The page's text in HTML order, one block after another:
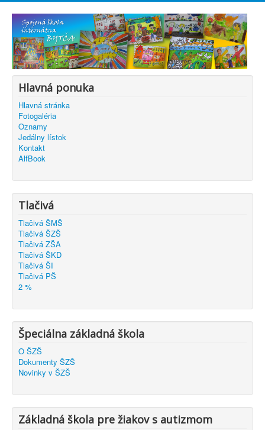
Hlavná ponuka
Hlavná stránka
Fotogaléria
Oznamy
Jedálny lístok
Kontakt
AlfBook
Tlačivá
Tlačivá ŠMŠ
Tlačivá ŠZŠ
Tlačivá ZŠA
Tlačivá ŠKD
Tlačivá ŠI
Tlačivá PŠ
2 %
Špeciálna základná škola
O ŠZŠ
Dokumenty ŠZŠ
Novinky v ŠZŠ
Základná škola pre žiakov s autizmom